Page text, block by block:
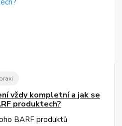
vždy kompletní a jak se
produktech?
BARF produktů